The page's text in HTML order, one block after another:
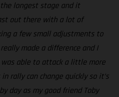
the longest stage and it
out there with a lot of
a few small adjustments to
made a difference and I
able to attack a little more
rally can change quickly so it’s
day as my good friend Toby